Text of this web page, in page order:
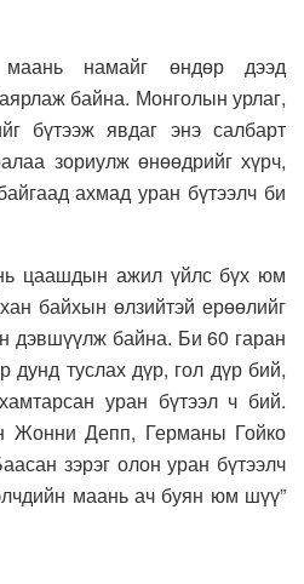
намайг өндөр дээд
байна. Монголын урлаг,
бүтээж явдаг энэ салбарт
зориулж өнөөдрийг хүрч,
ахмад уран бүтээлч би
цаашдын ажил үйлс бүх юм
байхын өлзийтэй ерөөлийг
дэвшүүлж байна. Би 60 гаран
дунд туслах дүр, гол дүр бий,
уран бүтээл ч бий.
Жонни Депп, Германы Гойко
зэрэг олон уран бүтээлч
маань ач буян юм шүү”